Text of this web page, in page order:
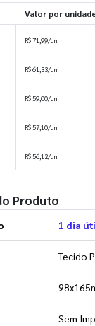
Valor por
R$ 71,99/un
R$ 61,33/un
R$ 59,00/un
R$ 57,10/un
R$ 56,12/un
Produto
1 dia
Tecido
Sem